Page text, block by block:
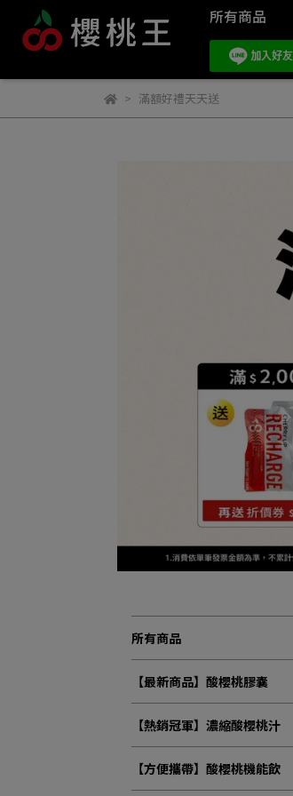
所有商品
滿額好禮天天送
所有商品
【最新商品】酸櫻桃膠囊
【熱銷冠軍】濃縮酸櫻桃汁
【方便攜帶】酸櫻桃機能飲